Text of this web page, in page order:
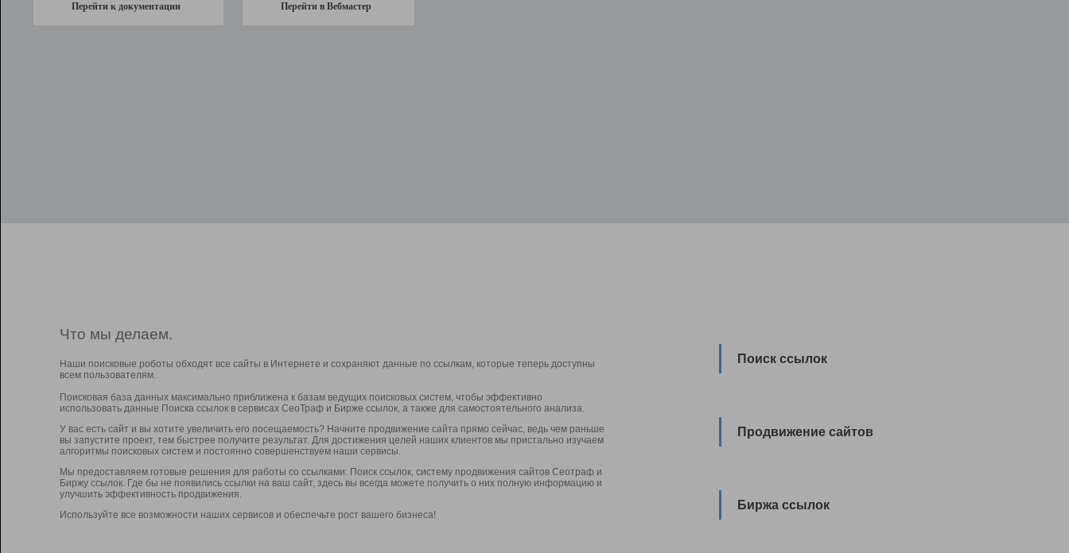
Перейти к документации Перейти в Вебмастер
Что мы делаем.
Наши поисковые роботы обходят все сайты в Интернете и сохраняют данные по ссылкам, которые теперь доступны
всем пользователям.
Поисковая база данных максимально приближена к базам ведущих поисковых систем, чтобы эффективно
использовать данные Поиска ссылок в сервисах СеоТраф и Бирже ссылок, а также для самостоятельного анализа.
У вас есть сайт и вы хотите увеличить его посещаемость? Начните продвижение сайта прямо сейчас, ведь чем раньше
вы запустите проект, тем быстрее получите результат. Для достижения целей наших клиентов мы пристально изучаем
алгоритмы поисковых систем и постоянно совершенствуем наши сервисы.
Мы предоставляем готовые решения для работы со ссылками: Поиск ссылок, систему продвижения сайтов Сеотраф и
Биржу ссылок. Где бы не появились ссылки на ваш сайт, здесь вы всегда можете получить о них полную информацию и
улучшить эффективность продвижения.
Используйте все возможности наших сервисов и обеспечьте рост вашего бизнеса!
Поиск ссылок
Продвижение сайтов
Биржа ссылок